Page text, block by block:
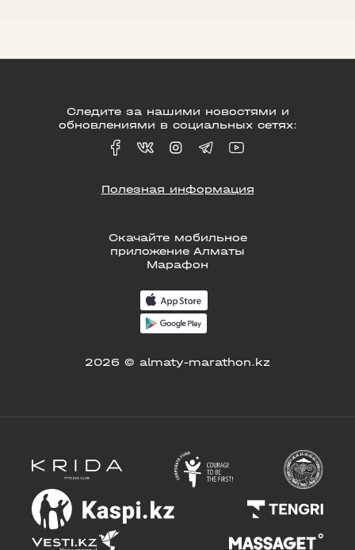
Скачайте мобильное
приложение Алматы
Марафон
2026 © almaty-marathon.kz
Следите за нашими новостями и
обновлениями в социальных сетях:
Полезная информация